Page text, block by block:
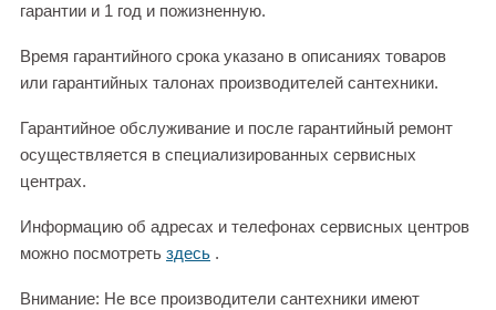
гарантии и 1 год и пожизненную.
Время гарантийного срока указано в описаниях товаров
или гарантийных талонах производителей сантехники.
Гарантийное обслуживание и после гарантийный ремонт
осуществляется в специализированных сервисных
центрах.
Информацию об адресах и телефонах сервисных центров
можно посмотреть здесь .
Внимание: Не все производители сантехники имеют